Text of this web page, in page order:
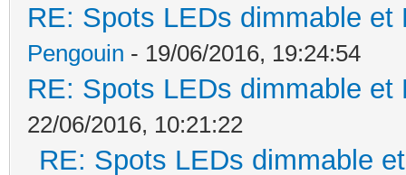
RE: Spots LEDs dimmable
Pengouin - 19/06/2016, 19:24:54
RE: Spots LEDs dimmable
22/06/2016, 10:21:22
RE: Spots LEDs dimmable